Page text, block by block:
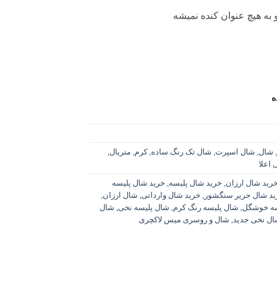
هیچ عنوان کنده نمیشه
شال شال اسپرت شال تک رنگ ساده ,کرم متریال
اعلا
خرید شال ارزان خرید شال پلیسه خرید شال پلیسه
شال حریر سنگشور خرید شال وارداتی شال ارزان
خوشگل شال پلیسه رنگ کرم شال پلیسه نخی شال
نخی جدید شال و روسری میس لاکچری